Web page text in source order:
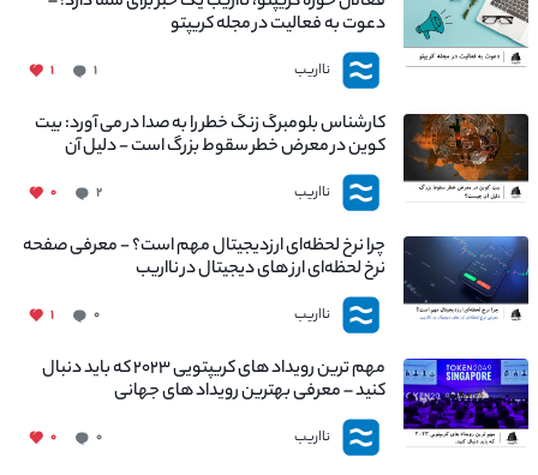
دعوت به فعالیت در مجله کریپتو
نااریب ۱ ۱
کارشناس بلومبرگ زنگ خطر را به صدا در می آورد: بیت
کوین در معرض خطر سقوط بزرگ است - دلیل آن
چیست؟
نااریب ۲ ۰
چرا نرخ لحظه‌ای ارزدیجیتال مهم است؟ - معرفی صفحه
نرخ لحظه‌ای ارز های دیجیتال در نااریب
نااریب ۰ ۱
مهم ترین رویداد های کریپتویی ۲۰۲۳ که باید دنبال
کنید – معرفی بهترین رویداد های جهانی
نااریب ۰ ۰